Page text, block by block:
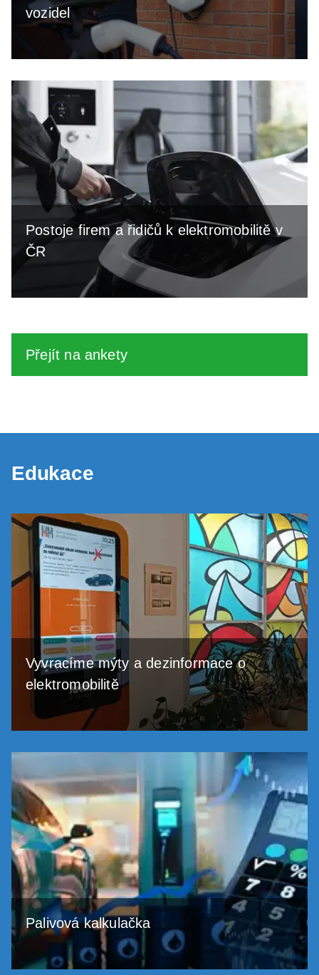
vozidel
Postoje firem a řidičů k elektromobilitě v
ČR
Přejít na ankety
Edukace
Vyvracíme mýty a dezinformace o
elektromobilitě
Palivová kalkulačka